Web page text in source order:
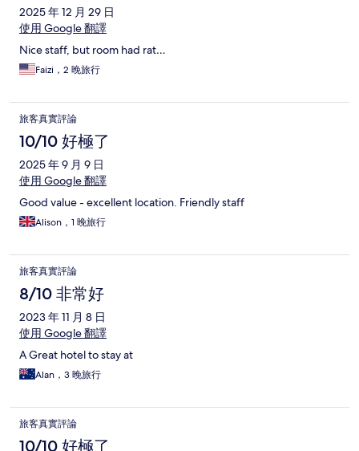
2025 年 12 月 29 日
使用 Google 翻譯
Nice staff, but room had rat…
Faizi，2 晚旅行
旅客真實評論
10/10 好極了
2025 年 9 月 9 日
使用 Google 翻譯
Good value - excellent location. Friendly staff
Alison，1 晚旅行
旅客真實評論
8/10 非常好
2023 年 11 月 8 日
使用 Google 翻譯
A Great hotel to stay at
Alan，3 晚旅行
旅客真實評論
10/10 好極了